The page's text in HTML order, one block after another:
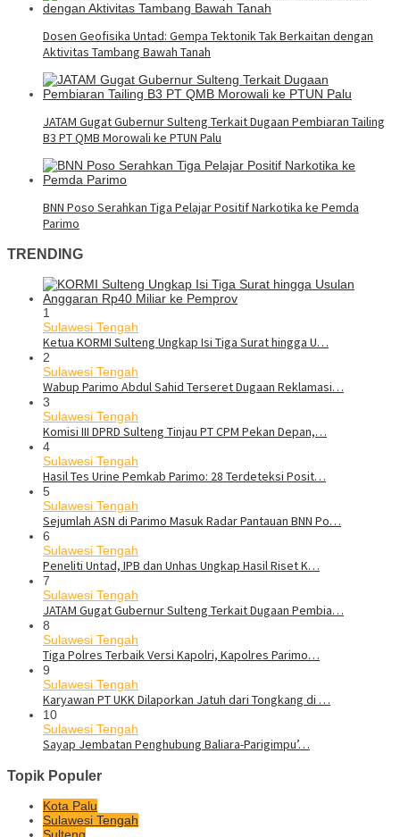
Dosen Geofisika Untad: Gempa Tektonik Tak Berkaitan dengan
Aktivitas Tambang Bawah Tanah
JATAM Gugat Gubernur Sulteng Terkait Dugaan Pembiaran Tailing
B3 PT QMB Morowali ke PTUN Palu
BNN Poso Serahkan Tiga Pelajar Positif Narkotika ke Pemda
Parimo
TRENDING
1
Sulawesi Tengah
Ketua KORMI Sulteng Ungkap Isi Tiga Surat hingga U…
2
Sulawesi Tengah
Wabup Parimo Abdul Sahid Terseret Dugaan Reklamasi…
3
Sulawesi Tengah
Komisi III DPRD Sulteng Tinjau PT CPM Pekan Depan,…
4
Sulawesi Tengah
Hasil Tes Urine Pemkab Parimo: 28 Terdeteksi Posit…
5
Sulawesi Tengah
Sejumlah ASN di Parimo Masuk Radar Pantauan BNN Po…
6
Sulawesi Tengah
Peneliti Untad, IPB dan Unhas Ungkap Hasil Riset K…
7
Sulawesi Tengah
JATAM Gugat Gubernur Sulteng Terkait Dugaan Pembia…
8
Sulawesi Tengah
Tiga Polres Terbaik Versi Kapolri, Kapolres Parimo…
9
Sulawesi Tengah
Karyawan PT UKK Dilaporkan Jatuh dari Tongkang di …
10
Sulawesi Tengah
Sayap Jembatan Penghubung Baliara-Parigimpu’…
Topik Populer
Kota Palu
Sulawesi Tengah